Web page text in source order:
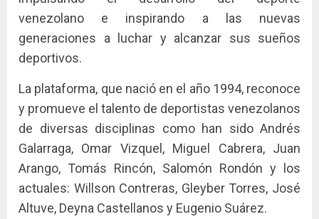
venezolano e inspirando a las nuevas
generaciones a luchar y alcanzar sus sueños
deportivos.
La plataforma, que nació en el año 1994, reconoce
y promueve el talento de deportistas venezolanos
de diversas disciplinas como han sido Andrés
Galarraga, Omar Vizquel, Miguel Cabrera, Juan
Arango, Tomás Rincón, Salomón Rondón y los
actuales: Willson Contreras, Gleyber Torres, José
Altuve, Deyna Castellanos y Eugenio Suárez.